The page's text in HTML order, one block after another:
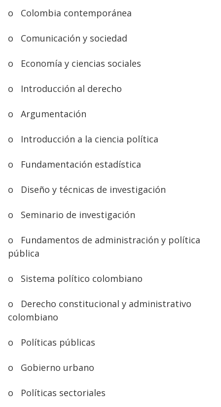
o Colombia contemporánea
o Comunicación y sociedad
o Economía y ciencias sociales
o Introducción al derecho
o Argumentación
o Introducción a la ciencia política
o Fundamentación estadística
o Diseño y técnicas de investigación
o Seminario de investigación
o
Fundamentos de administración y política
pública
o Sistema político colombiano
o
Derecho constitucional y administrativo
colombiano
o Políticas públicas
o Gobierno urbano
o Políticas sectoriales